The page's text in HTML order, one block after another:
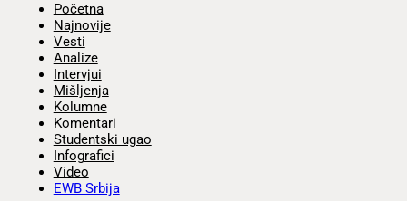
Početna
Najnovije
Vesti
Analize
Intervjui
Mišljenja
Kolumne
Komentari
Studentski ugao
Infografici
Video
EWB Srbija